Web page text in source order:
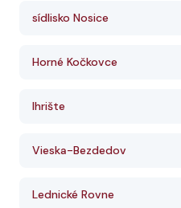
sídlisko Nosice
Horné Kočkovce
Ihrište
Vieska-Bezdedov
Lednické Rovne